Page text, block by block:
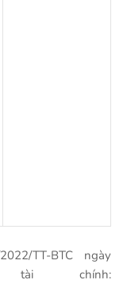
TT-BTC ngày
tài chính: